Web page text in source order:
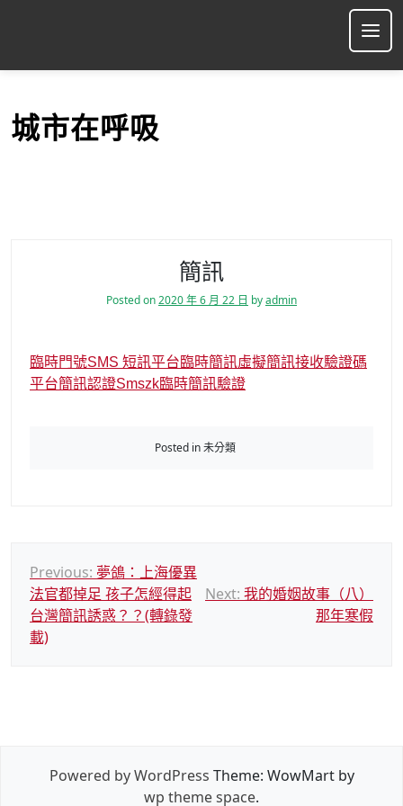
p
城市在呼吸
簡訊
Posted on2020 年 6 月 22 日 byadmin
臨時門號SMS 短訊平台臨時簡訊虛擬簡訊接收驗證碼
平台簡訊認證Smszk臨時簡訊驗證
Posted in 未分類
文
章
導
Previous: 夢鴿：上海優異
法官都掉足 孩子怎經得起
台灣簡訊誘惑？？(轉錄發
載)
Next: 我的婚姻故事（八）
那年寒假
Powered by WordPress Theme: WowMart by
wp theme space.